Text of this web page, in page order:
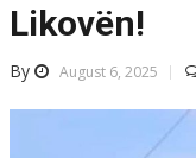
Likovën!
By August 6, 2025